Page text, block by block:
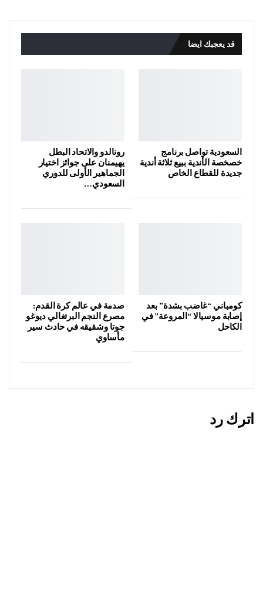
قد يعجبك ايضا
السعودية تواصل برنامج
خصخصة الأندية ببيع ثلاثة أندية
جديدة للقطاع الخاص
رونالدو والاتحاد البطل
يهيمنان على جوائز اختيار
الجماهير الأولى للدوري
السعودي…
كومباني “غاضب بشدة” بعد
إصابة موسيالا “المروعة” في
الكاحل
صدمة في عالم كرة القدم:
مصرع النجم البرتغالي ديوغو
جوتا وشقيقه في حادث سير
مأساوي
اترك رد